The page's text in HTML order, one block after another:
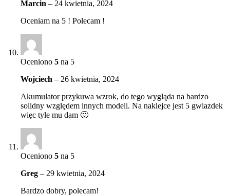
Marcin – 24 kwietnia, 2024
Oceniam na 5 ! Polecam !
Oceniono 5 na 5
Wojciech – 26 kwietnia, 2024
Akumulator przykuwa wzrok, do tego wygląda na bardzo
solidny względem innych modeli. Na naklejce jest 5 gwiazdek
więc tyle mu dam 🙂
Oceniono 5 na 5
Greg – 29 kwietnia, 2024
Bardzo dobry, polecam!